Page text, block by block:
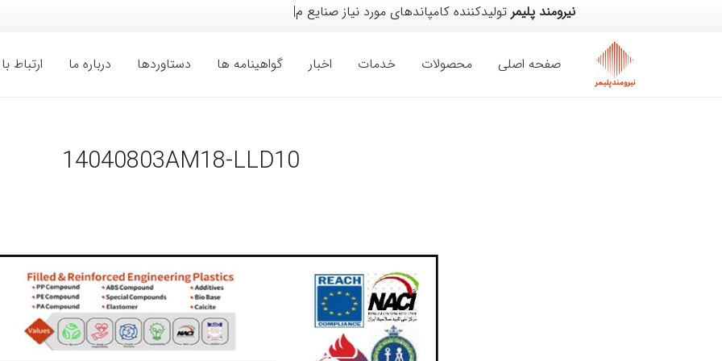
نیرومند پلیمر تولیدکننده کامپاندهای مورد نیاز صنایع مختلف خود
صفحه اصلی محصولات خدمات اخبار گواهینامه ها دستاوردها درباره ما ارتباط
14040803AM18-LLD10